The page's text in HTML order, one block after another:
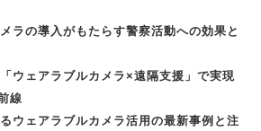
ラの導入がもたらす警察活動への効果と
ウェアラブルカメラ×遠隔支援」で実現
線
ウェアラブルカメラ活用の最新事例と注